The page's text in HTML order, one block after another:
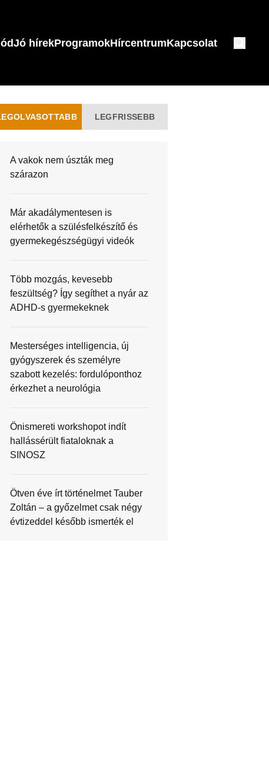
Jó hírekProgramokHírcentrumKapcsolat
LEGFRISSEBB
A vakok nem úszták meg
szárazon
Már akadálymentesen is
elérhetők a szülésfelkészítő és
gyermekegészségügyi videók
Több mozgás, kevesebb
feszültség? Így segíthet a nyár az
ADHD-s gyermekeknek
Mesterséges intelligencia, új
gyógyszerek és személyre
szabott kezelés: fordulóponthoz
érkezhet a neurológia
Önismereti workshopot indít
hallássérült fiataloknak a
SINOSZ
Ötven éve írt történelmet Tauber
Zoltán – a győzelmet csak négy
évtizeddel később ismerték el